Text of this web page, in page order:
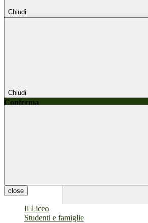
Chiudi
Chiudi
Conferma
close
Il Liceo
Studenti e famiglie